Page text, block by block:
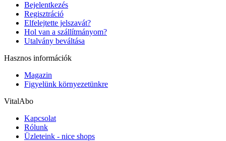
Bejelentkezés
Regisztráció
Elfelejtette jelszavát?
Hol van a szállítmányom?
Utalvány beváltása
Hasznos információk
Magazin
Figyelünk környezetünkre
VitalAbo
Kapcsolat
Rólunk
Üzleteink - nice shops